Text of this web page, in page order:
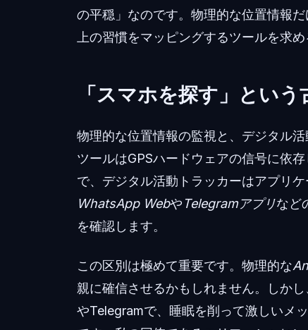
の平穏」なのです。物理的な位置情報
上の習慣をマッピングするツールを求め
「スマホを探す」とい
物理的な位置情報の監視と、デジタル
ツールはGPSハードウェアの信号に依
で、デジタル活動トラッカーはアプリ
WhatsApp Webや Telegramアプリなど
を確認します。
この区別は極めて重要です。物理的な
親に確信させるかもしれません。しか
やTelegramで、睡眠を削って激しいメ